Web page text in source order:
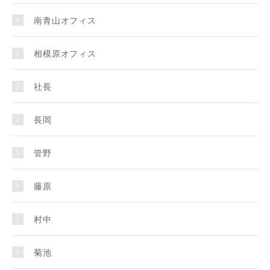
南青山オフィス
相模原オフィス
社長
長岡
管野
藤原
村中
菊池